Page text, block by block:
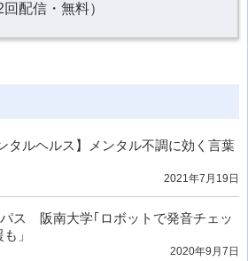
回配信・無料）
タルヘルス】メンタル不調に効く言葉
2021年7月19日
パス 阪南大学｢ロボットで発音チェッ
」
2020年9月7日